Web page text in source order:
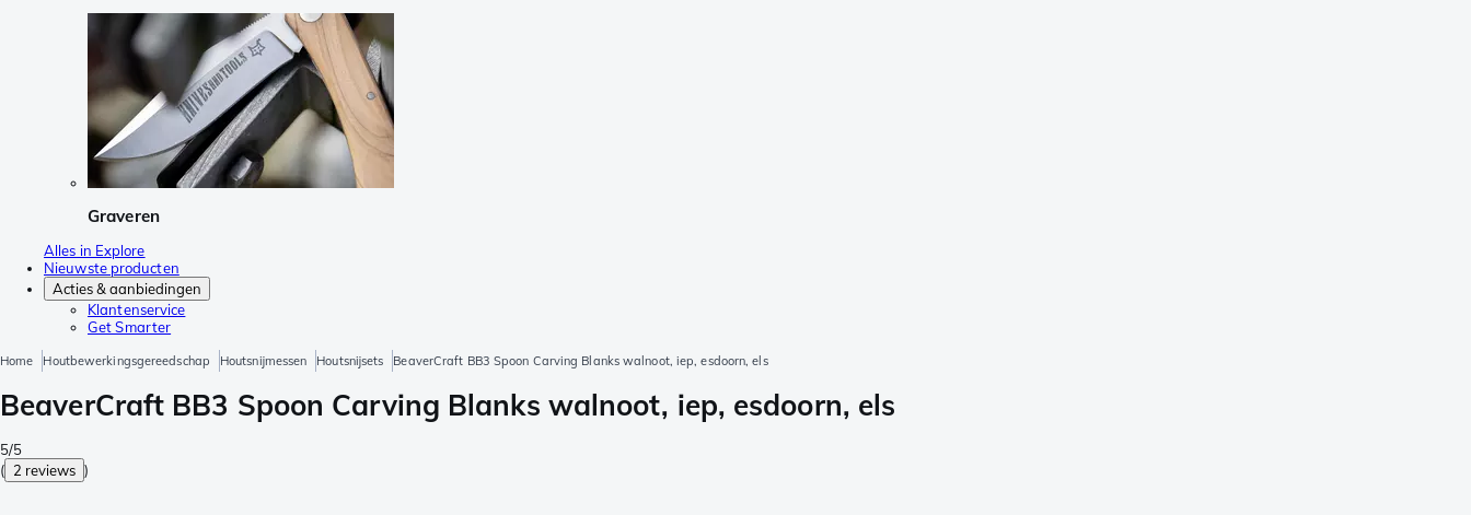
Graveren
Alles in Explore
Nieuwste producten
Acties & aanbiedingen
Klantenservice
Get Smarter
Home Houtbewerkingsgereedschap Houtsnijmessen Houtsnijsets BeaverCraft BB3 Spoon Carving Blanks walnoot, iep, esdoorn, els
BeaverCraft BB3 Spoon Carving Blanks walnoot, iep, esdoorn, els
5/5
( 2 reviews )